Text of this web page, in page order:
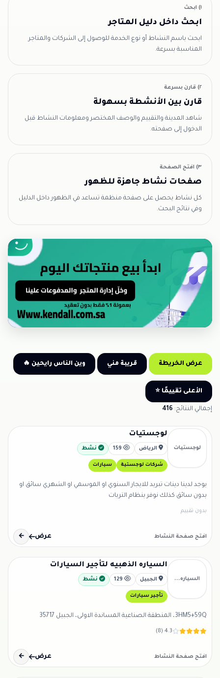
١) ابحث
ابحث داخل دليل المتاجر
ابحث باسم النشاط أو نوع الخدمة للوصول إلى الشركات والمتاجر
المناسبة بسرعة.
٢) قارن بسرعة
قارن بين الأنشطة بسهولة
شاهد المدينة والتقييم والوصف المختصر ومعلومات النشاط قبل
الدخول إلى صفحته.
٣) افتح الصفحة
صفحات نشاط جاهزة للظهور
كل نشاط يحصل على صفحة منظمة تساعد في الظهور داخل الدليل
وفي نتائج البحث.
عرض الخريطة قريبة مني وين الناس رايحين 🔥
الأعلى تقييمًا ⭐
إجمالي النتائج: 416
لوجستيات
لوجستيات
الرياض نشط
شركات لوجستية سيارات
يوجد لدينا دينات تبريد للايجار السنوي او الموسمي او الشهري سائق او
بدون سائق كذلك نوفر بنظام التربات
بدون تقييم
افتح صفحة النشاط عرض ←
السياره...
السياره الذهبيه لتأجير السيارات
الجبيل نشط
تأجير سيارات
3HM5+59Q، المنطقة الصناعية المساندة الاولى، الجبيل 35717
4.3 (8)
افتح صفحة النشاط عرض ←